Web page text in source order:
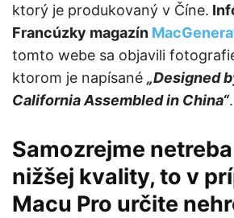
ktorý je produkovaný v Číne.
Francúzky magazín
tomto webe sa objavili
ktorom je napísané „Designed
California Assembled in China“.
Samozrejme
nižšej kvality, to v
Macu Pro určite